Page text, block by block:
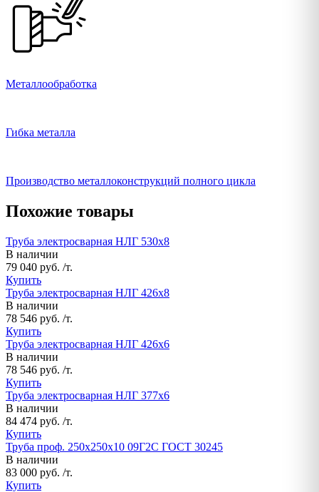
Металлообработка
Гибка металла
Производство металлоконструкций полного цикла
Похожие товары
Труба электросварная НЛГ 530х8
В наличии
79 040 руб. /т.
Купить
Труба электросварная НЛГ 426х8
В наличии
78 546 руб. /т.
Купить
Труба электросварная НЛГ 426х6
В наличии
78 546 руб. /т.
Купить
Труба электросварная НЛГ 377х6
В наличии
84 474 руб. /т.
Купить
Труба проф. 250х250х10 09Г2С ГОСТ 30245
В наличии
83 000 руб. /т.
Купить